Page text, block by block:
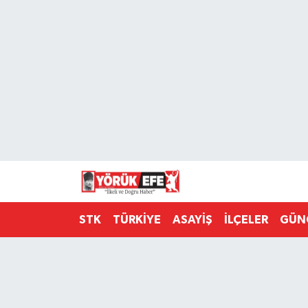
STK TÜRKİYE ASAYİŞ İLÇELER
Süper Lig Puan Durumu ve Fikstür
Tüm Manşetler